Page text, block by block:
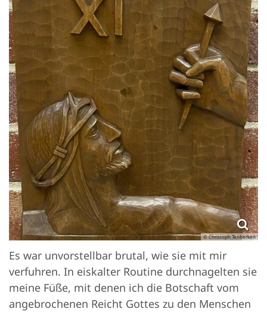
© Christoph Tenberken
Es war unvorstellbar brutal, wie sie mit mir
verfuhren. In eiskalter Routine durchnagelten sie
meine Füße, mit denen ich die Botschaft vom
angebrochenen Reicht Gottes zu den Menschen